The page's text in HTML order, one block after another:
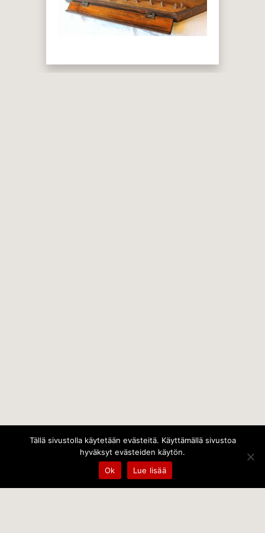
Tällä sivustolla käytetään evästeitä. Käyttämällä sivustoa
hyväksyt evästeiden käytön.
Ok
Lue lisää